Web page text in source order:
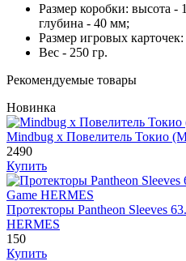
Размер коробки: высота
глубина - 40 мм;
Размер игровых
Вес - 250 гр.
Рекомендуемые товары
Новинка
Mindbug x Повелитель Токио
2490
Купить
Протекторы Pantheon Sleeves
HERMES
150
Купить